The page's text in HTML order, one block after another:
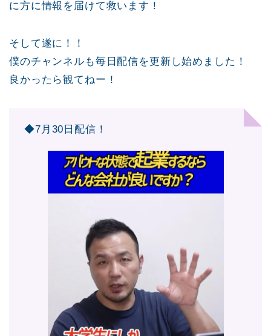
に方に情報を届けて救います！
そして遂に！！
僕のチャンネルも毎日配信を更新し始めました！
良かったら観てねー！
◆7月30日配信！